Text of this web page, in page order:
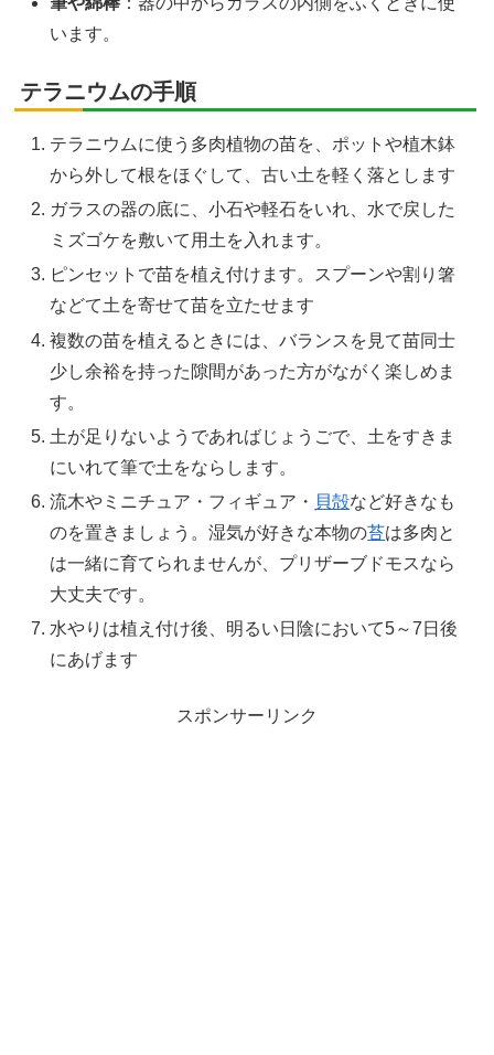
います。
テラニウムの手順
テラニウムに使う多肉植物の苗を、ポットや植木鉢
から外して根をほぐして、古い土を軽く落とします
ガラスの器の底に、小石や軽石をいれ、水で戻した
ミズゴケを敷いて用土を入れます。
ピンセットで苗を植え付けます。スプーンや割り箸
などて土を寄せて苗を立たせます
複数の苗を植えるときには、バランスを見て苗同士
少し余裕を持った隙間があった方がながく楽しめま
す。
土が足りないようであればじょうごで、土をすきま
にいれて筆で土をならします。
流木やミニチュア・フィギュア・ 貝殻など好きなも
のを置きましょう。湿気が好きな本物の苔は多肉と
は一緒に育てられませんが、プリザーブドモスなら
大丈夫です。
水やりは植え付け後、明るい日陰において5～7日後
にあげます
スポンサーリンク